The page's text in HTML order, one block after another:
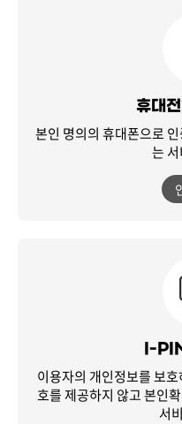
휴대
본인 명의의 휴대폰으로
는
I-
이용자의 개인정보를 보
호를 제공하지 않고본인
서